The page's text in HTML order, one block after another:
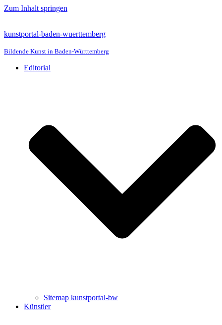
Zum Inhalt springen
kunstportal-baden-wuerttemberg
Bildende Kunst in Baden-Württemberg
Editorial
Sitemap kunstportal-bw
Künstler